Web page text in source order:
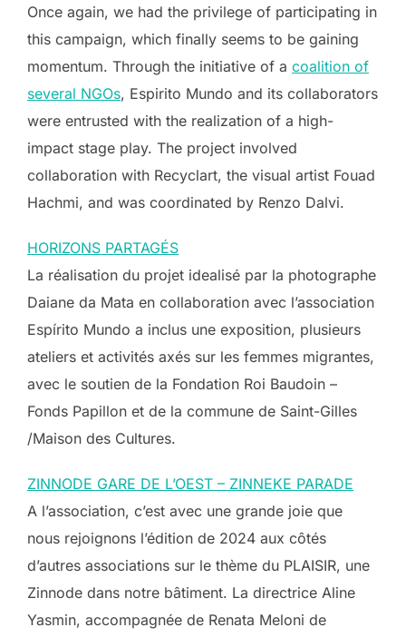
Once again, we had the privilege of participating in
this campaign, which finally seems to be gaining
momentum. Through the initiative of a coalition of
several NGOs, Espirito Mundo and its collaborators
were entrusted with the realization of a high-
impact stage play. The project involved
collaboration with Recyclart, the visual artist Fouad
Hachmi, and was coordinated by Renzo Dalvi.
HORIZONS PARTAGÉS
La réalisation du projet idealisé par la photographe
Daiane da Mata en collaboration avec l’association
Espírito Mundo a inclus une exposition, plusieurs
ateliers et activités axés sur les femmes migrantes,
avec le soutien de la Fondation Roi Baudoin –
Fonds Papillon et de la commune de Saint-Gilles
/Maison des Cultures.
ZINNODE GARE DE L’OEST – ZINNEKE PARADE
A l’association, c’est avec une grande joie que
nous rejoignons l’édition de 2024 aux côtés
d’autres associations sur le thème du PLAISIR, une
Zinnode dans notre bâtiment. La directrice Aline
Yasmin, accompagnée de Renata Meloni de